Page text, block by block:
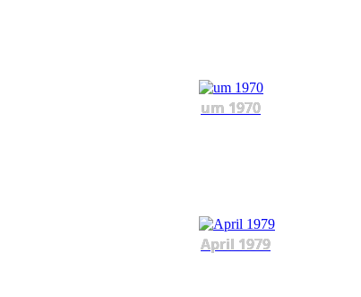
um 1970
April 1979